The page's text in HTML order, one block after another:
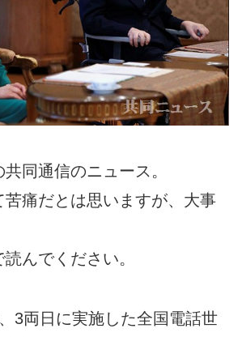
同通信のニュース。
苦痛だとは思いますが、大事
んでください。
3両日に実施した全国電話世